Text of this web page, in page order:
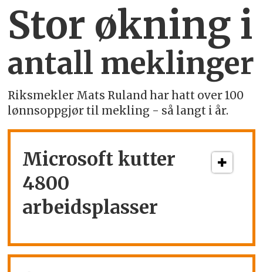
Stor økning i
antall meklinger
Riksmekler Mats Ruland har hatt over 100
lønnsoppgjør til mekling - så langt i år.
Microsoft kutter
4800
arbeidsplasser